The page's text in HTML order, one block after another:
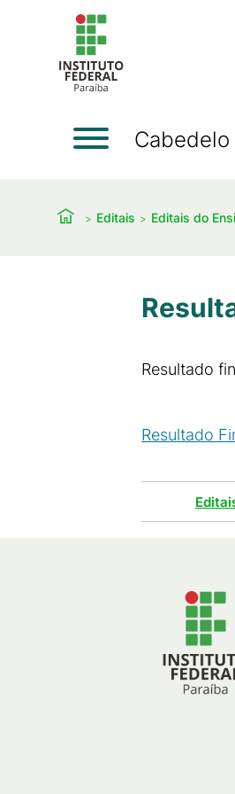
Cabedelo
Editais Editais do
Resultado
Resultado